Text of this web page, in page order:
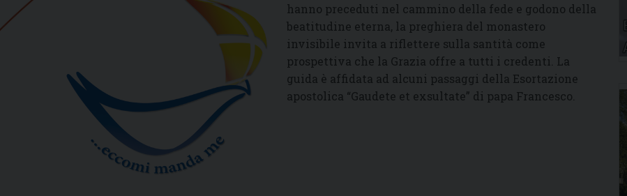
hanno preceduti nel cammino della fede e godono della
beatitudine eterna, la preghiera del monastero
invisibile invita a riflettere sulla santità come
prospettiva che la Grazia offre a tutti i credenti. La
guida è affidata ad alcuni passaggi della Esortazione
apostolica “Gaudete et exsultate” di papa Francesco.